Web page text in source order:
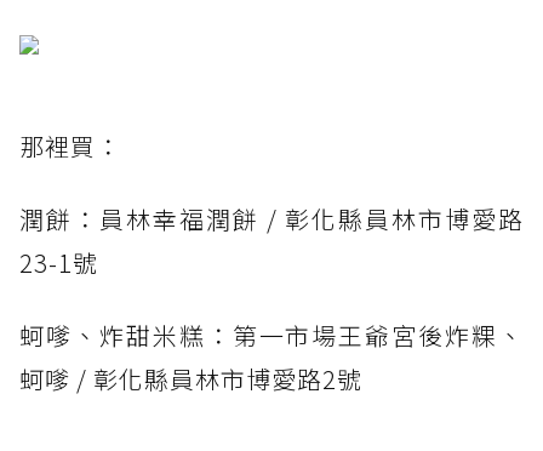
那裡買：
潤餅：員林幸福潤餅 / 彰化縣員林市博愛路
23-1號
蚵嗲、炸甜米糕：第一市場王爺宮後炸粿、
蚵嗲 / 彰化縣員林市博愛路2號